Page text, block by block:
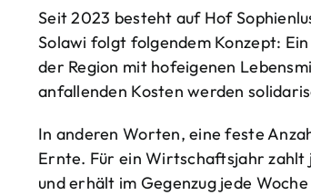
Seit 2023 besteht auf Hof
Solawi folgt folgendem Konzept:
der Region mit hof­eigenen
anfallenden Kosten werden
In anderen Worten, eine feste
Ernte. Für ein Wirtschaftsjahr
und erhält im Gegenzug jede